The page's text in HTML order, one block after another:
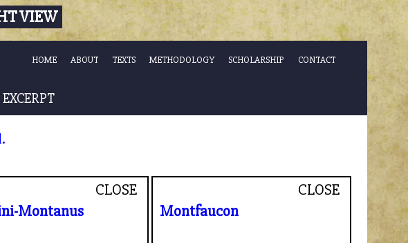
VIEW
HOME ABOUT TEXTS METHODOLOGY SCHOLARSHIP CONTACT
CLOSE
Montanus
CLOSE
Montfaucon